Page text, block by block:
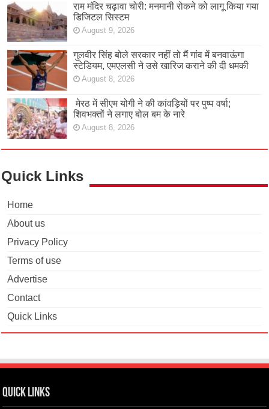
राम मंदिर चढ़ावा चोरी: मनमानी रोकने को लागू किया गया
डिजिटल सिस्टम
August 9, 2026
गुलवीर सिंह बोले सरकार नहीं तो मैं गांव में बनवाऊंगा
स्टेडियम, एमएलसी ने उसे खारिज कराने की दी धमकी
August 8, 2026
मेरठ में सीएम योगी ने की कांवड़ियों पर पुष्प वर्षा;
शिवभक्तों ने लगाए बोल बम के नारे
August 8, 2026
Quick Links
Home
About us
Privacy Policy
Terms of use
Advertise
Contact
Quick Links
Quick Links